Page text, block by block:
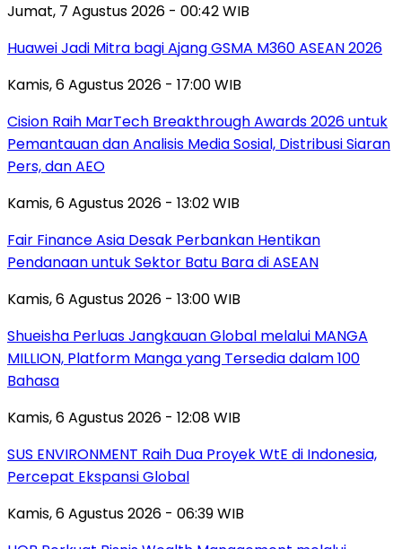
Jumat, 7 Agustus 2026 - 00:42 WIB
Huawei Jadi Mitra bagi Ajang GSMA M360 ASEAN 2026
Kamis, 6 Agustus 2026 - 17:00 WIB
Cision Raih MarTech Breakthrough Awards 2026 untuk
Pemantauan dan Analisis Media Sosial, Distribusi Siaran
Pers, dan AEO
Kamis, 6 Agustus 2026 - 13:02 WIB
Fair Finance Asia Desak Perbankan Hentikan
Pendanaan untuk Sektor Batu Bara di ASEAN
Kamis, 6 Agustus 2026 - 13:00 WIB
Shueisha Perluas Jangkauan Global melalui MANGA
MILLION, Platform Manga yang Tersedia dalam 100
Bahasa
Kamis, 6 Agustus 2026 - 12:08 WIB
SUS ENVIRONMENT Raih Dua Proyek WtE di Indonesia,
Percepat Ekspansi Global
Kamis, 6 Agustus 2026 - 06:39 WIB